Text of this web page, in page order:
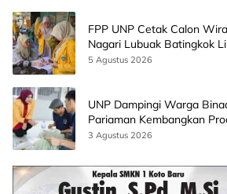
FPP UNP Cetak Calon
Nagari Lubuak Batingkok
5 Agustus 2026
UNP Dampingi Warga
Pariaman Kembangkan
AI
3 Agustus 2026